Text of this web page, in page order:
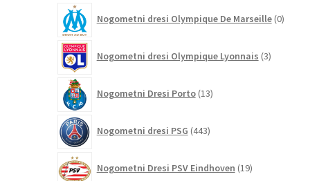
Nogometni dresi Olympique De Marseille 0
Nogometni dresi Olympique Lyonnais 3izdelki
Nogometni Dresi Porto 13izdelkov
Nogometni dresi PSG 443izdelkov
Nogometni Dresi PSV Eindhoven 19izdelkov